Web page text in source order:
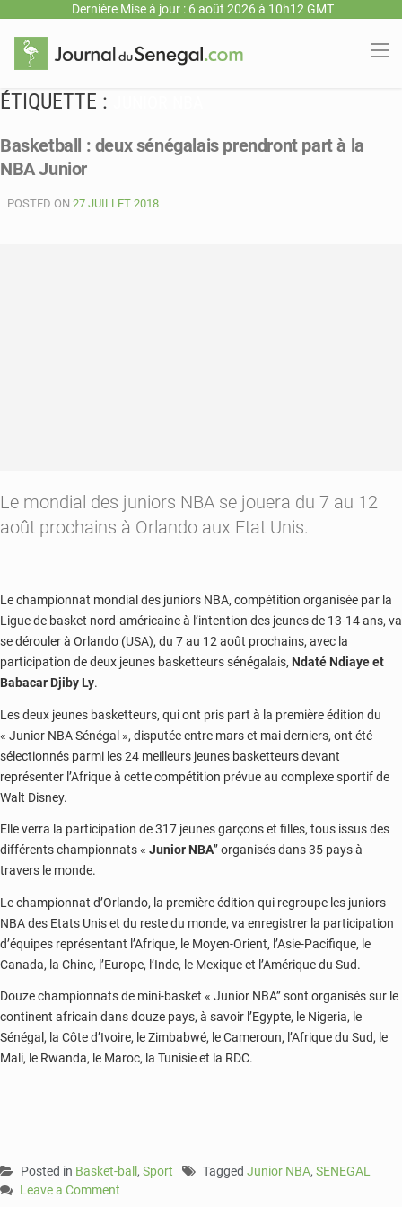
Dernière Mise à jour : 6 août 2026 à 10h12 GMT
ÉTIQUETTE :
Basketball : deux sénégalais prendront part à la
NBA Junior
POSTED ON 27 JUILLET 2018
Le mondial des juniors NBA se jouera du 7 au 12
août prochains à Orlando aux Etat Unis.
Le championnat mondial des juniors NBA, compétition organisée par la
Ligue de basket nord-américaine à l’intention des jeunes de 13-14 ans, va
se dérouler à Orlando (USA), du 7 au 12 août prochains, avec la
participation de deux jeunes basketteurs sénégalais, Ndaté Ndiaye et
Babacar Djiby Ly.
Les deux jeunes basketteurs, qui ont pris part à la première édition du
« Junior NBA Sénégal », disputée entre mars et mai derniers, ont été
sélectionnés parmi les 24 meilleurs jeunes basketteurs devant
représenter l’Afrique à cette compétition prévue au complexe sportif de
Walt Disney.
Elle verra la participation de 317 jeunes garçons et filles, tous issus des
différents championnats « Junior NBA’’ organisés dans 35 pays à
travers le monde.
Le championnat d’Orlando, la première édition qui regroupe les juniors
NBA des Etats Unis et du reste du monde, va enregistrer la participation
d’équipes représentant l’Afrique, le Moyen-Orient, l’Asie-Pacifique, le
Canada, la Chine, l’Europe, l’Inde, le Mexique et l’Amérique du Sud.
Douze championnats de mini-basket « Junior NBA’’ sont organisés sur le
continent africain dans douze pays, à savoir l’Egypte, le Nigeria, le
Sénégal, la Côte d’Ivoire, le Zimbabwé, le Cameroun, l’Afrique du Sud, le
Mali, le Rwanda, le Maroc, la Tunisie et la RDC.
Posted in Basket-ball , Sport Tagged Junior NBA, SENEGAL
Leave a Comment